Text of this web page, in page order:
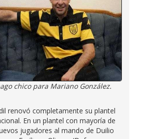
chico para Mariano González.
renovó completamente su plantel
En un plantel con mayoría de
jugadores al mando de Duilio